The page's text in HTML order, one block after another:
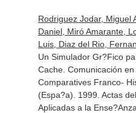
Rodriguez Jodar, Miguel
Daniel, Miró Amarante,
Luis, Diaz del Rio,
Un Simulador Gr?Fico
Cache. Comunicación
Comparatives Franco-
(Espa?a). 1999. Actas
Aplicadas a la